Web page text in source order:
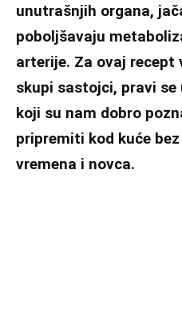
unutrašnjih organa,
poboljšavaju
arterije. Za ovaj recept
skupi sastojci, pravi
koji su nam dobro
pripremiti kod kuće
vremena i novca.